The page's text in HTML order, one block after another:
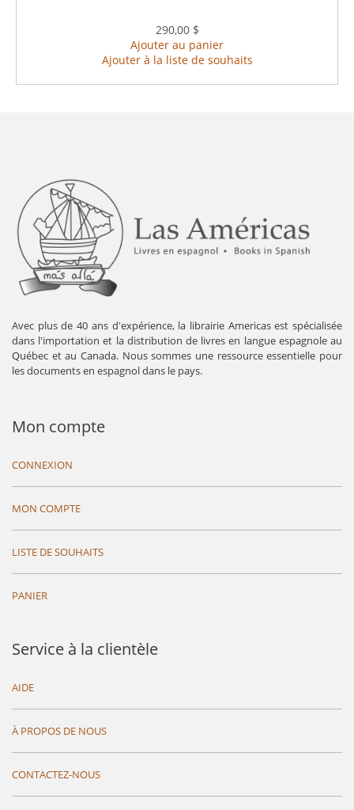
290,00 $
Ajouter au panier
Ajouter à la liste de souhaits
Avec plus de 40 ans d'expérience, la librairie Americas est spécialisée
dans l'importation et la distribution de livres en langue espagnole au
Québec et au Canada. Nous sommes une ressource essentielle pour
les documents en espagnol dans le pays.
Mon compte
CONNEXION
MON COMPTE
LISTE DE SOUHAITS
PANIER
Service à la clientèle
AIDE
À PROPOS DE NOUS
CONTACTEZ-NOUS